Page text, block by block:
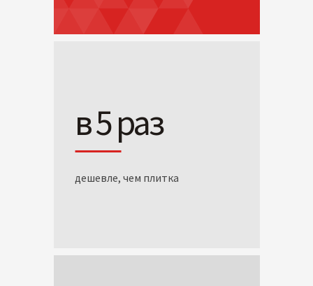
в 5 раз
дешевле, чем плитка